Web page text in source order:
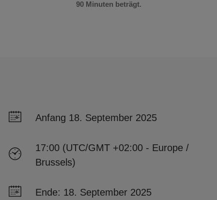
90 Minuten beträgt.
Anfang 18. September 2025
17:00 (UTC/GMT +02:00 - Europe /
Brussels)
Ende: 18. September 2025